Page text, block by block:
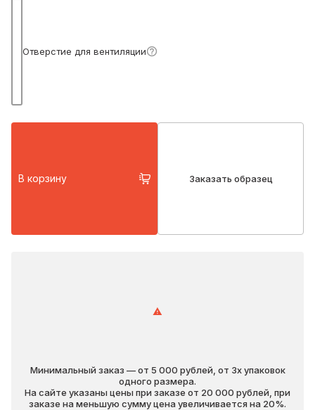
Отверстие для вентиляции
В корзину Заказать образец
Минимальный заказ — от 5 000 рублей, от 3х упаковок
одного размера.
На сайте указаны цены при заказе от 20 000 рублей, при
заказе на меньшую сумму цена увеличивается на 20%.